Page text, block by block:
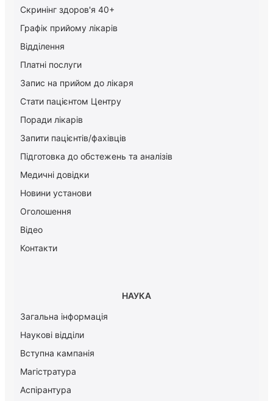
Скринінг здоров'я 40+
Графік прийому лікарів
Відділення
Платні послуги
Запис на прийом до лікаря
Стати пацієнтом Центру
Поради лікарів
Запити пацієнтів/фахівців
Підготовка до обстежень та аналізів
Медичні довідки
Новини установи
Оголошення
Відео
Контакти
НАУКА
Загальна інформація
Наукові відділи
Вступна кампанія
Магістратура
Аспірантура